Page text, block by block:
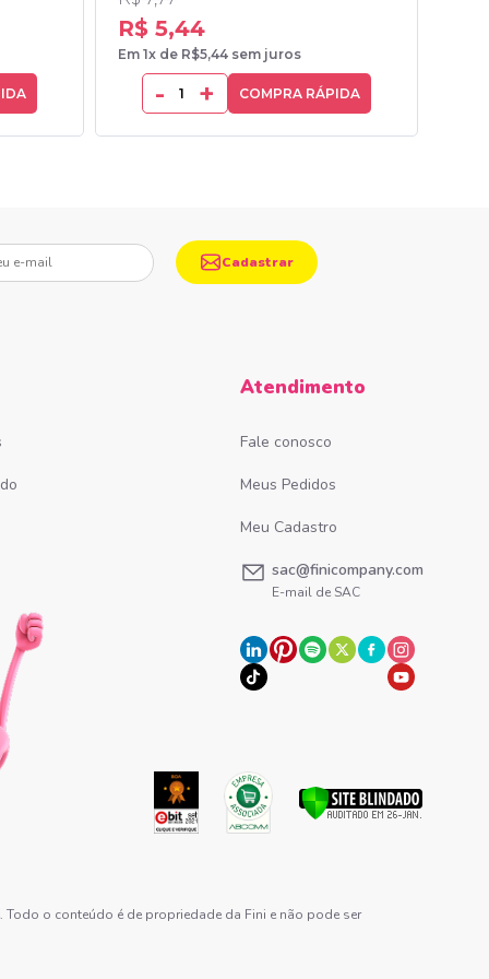
R$ 5,44
Em 1x de R$5,44 sem juros
- + COMPRA RÁPIDA
mail
Cadastrar
Atendimento
Fale conosco
Meus Pedidos
Meu Cadastro
sac@finicompany.com
E-mail de SAC
o conteúdo é de propriedade da Fini e não pode ser